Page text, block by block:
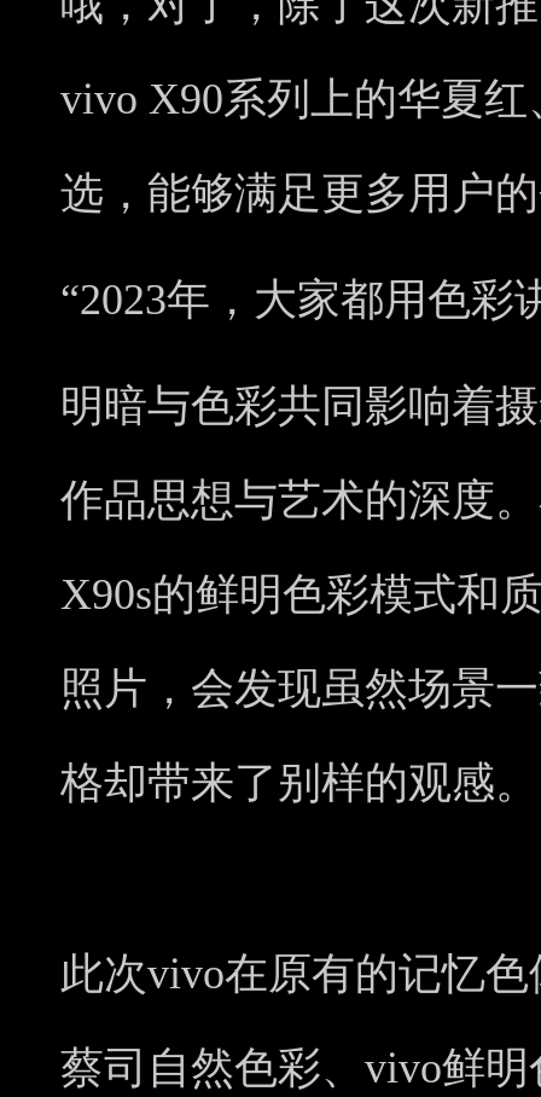
vivo X90系列上的华夏
选，能够满足更多用户
“2023年，大家都用色彩
明暗与色彩共同影响着
作品思想与艺术的深度
X90s的鲜明色彩模式和
照片，会发现虽然场景
格却带来了别样的观感。
此次vivo在原有的记忆
蔡司自然色彩、vivo鲜